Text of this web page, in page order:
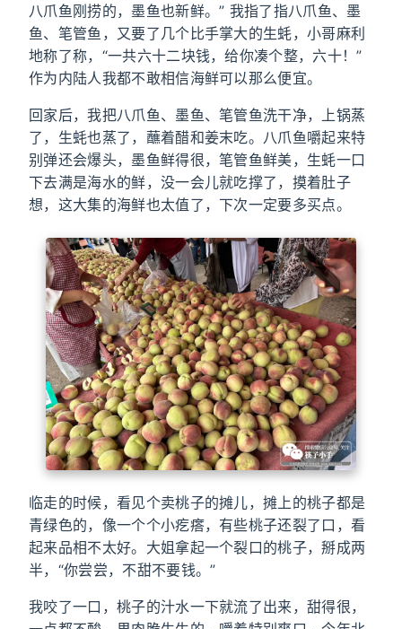
八爪鱼刚捞的，墨鱼也新鲜。” 我指了指八爪鱼、墨
鱼、笔管鱼，又要了几个比手掌大的生蚝，小哥麻利
地称了称，“一共六十二块钱，给你凑个整，六十！”
作为内陆人我都不敢相信海鲜可以那么便宜。
回家后，我把八爪鱼、墨鱼、笔管鱼洗干净，上锅蒸
了，生蚝也蒸了，蘸着醋和姜末吃。八爪鱼嚼起来特
别弹还会爆头，墨鱼鲜得很，笔管鱼鲜美，生蚝一口
下去满是海水的鲜，没一会儿就吃撑了，摸着肚子
想，这大集的海鲜也太值了，下次一定要多买点。
临走的时候，看见个卖桃子的摊儿，摊上的桃子都是
青绿色的，像一个个小疙瘩，有些桃子还裂了口，看
起来品相不太好。大姐拿起一个裂口的桃子，掰成两
半，“你尝尝，不甜不要钱。”
我咬了一口，桃子的汁水一下就流了出来，甜得很，